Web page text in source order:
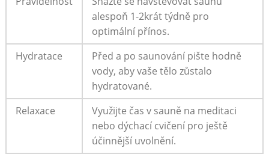
alespoň 1-2krát týdně pro
optimální přínos.
Hydratace
Před a po saunování pište hodně
vody, aby vaše tělo zůstalo
hydratované.
Relaxace
Využijte čas v sauně na meditaci
nebo dýchací cvičení pro ještě
účinnější uvolnění.